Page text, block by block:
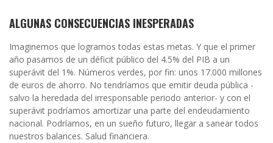
ALGUNAS CONSECUENCIAS INESPERADAS
Imaginemos que logramos todas estas metas. Y que el primer
año pasamos de un déficit público del 4.5% del PIB a un
superávit del 1%. Números verdes, por fin: unos 17.000 millones
de euros de ahorro. No tendríamos que emitir deuda pública -
salvo la heredada del irresponsable periodo anterior- y con el
superávit podríamos amortizar una parte del endeudamiento
nacional. Podríamos, en un sueño futuro, llegar a sanear todos
nuestros balances. Salud financiera.